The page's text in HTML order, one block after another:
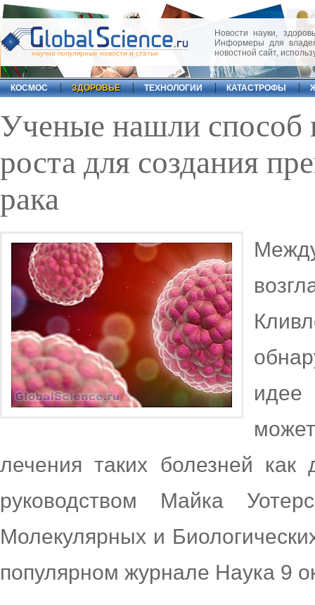
научно-популярные новости и статьи
Новости науки,
Информеры для
новостной сайт,
КОСМОС ЗДОРОВЬЕ ТЕХНОЛОГИИ КАТАСТРОФЫ
Ученые нашли способ
роста для создания
рака
идее
лечения таких болезней
руководством Майка
Молекулярных и
популярном журнале Наука 9